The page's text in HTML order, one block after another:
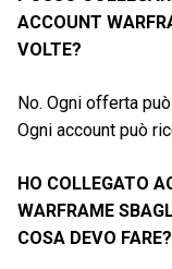
ACCOUNT
VOLTE?
No. Ogni offerta
Ogni account può
HO COLLEGATO
WARFRAME
COSA DEVO FARE?